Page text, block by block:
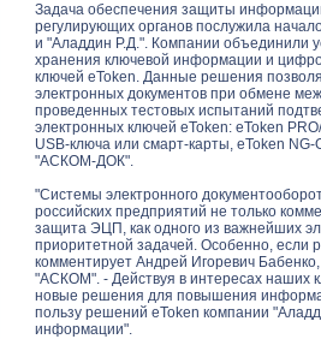
Задача обеспечения защиты
регулирующих органов послужила
и "Аладдин Р.Д.". Компании объединили
хранения ключевой информации и
ключей eToken. Данные решения
электронных документов при обмене
проведенных тестовых испытаний
электронных ключей eToken: eToken
USB-ключа или смарт-карты, eToken
"АСКОМ-ДОК".
"Системы электронного
российских предприятий не только
защита ЭЦП, как одного из важнейших
приоритетной задачей. Особенно, если
комментирует Андрей Игоревич
"АСКОМ". - Действуя в интересах наших
новые решения для повышения
пользу решений eToken компании
информации".